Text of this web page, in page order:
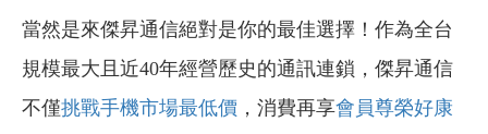
當然是來傑昇通信絕對是你的最佳選擇！作為全台
規模最大且近40年經營歷史的通訊連鎖，傑昇通信
不僅挑戰手機市場最低價 ，消費再享會員尊榮好康